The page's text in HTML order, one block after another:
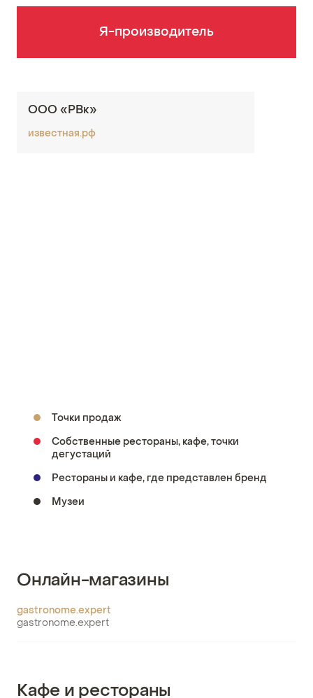
Я-производитель
ООО «РВк»
известная.рф
Точки продаж
Собственные рестораны, кафе, точки
дегустаций
Рестораны и кафе, где представлен бренд
Музеи
Онлайн-магазины
gastronome.expert
gastronome.expert
Кафе и рестораны